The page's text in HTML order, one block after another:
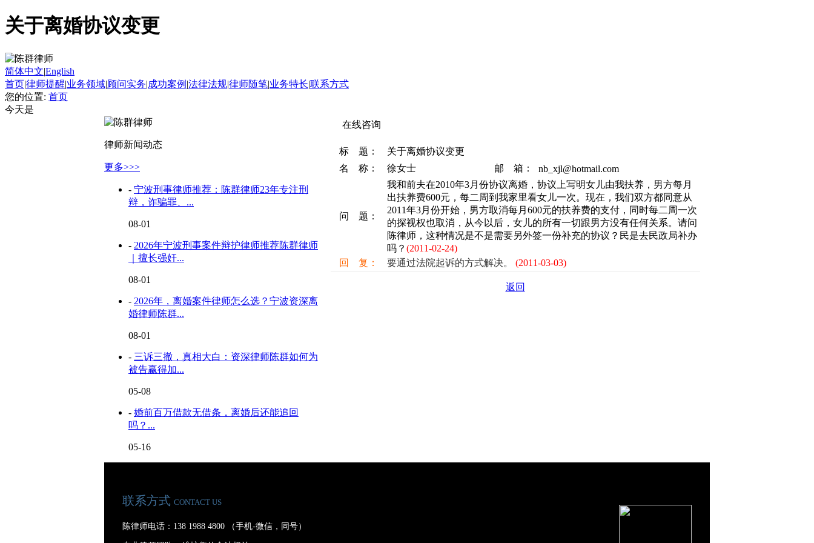
关于离婚协议变更
简体中文|English
首页|律师提醒|业务领域|顾问实务|成功案例 |法律法规|律师随笔|业务特长|联系方式
您的位置: 首页
今天是
律师新闻动态
更多>>>
- 宁波刑事律师推荐：陈群律师23年专注刑
辩，诈骗罪、...
08-01
- 2026年宁波刑事案件辩护律师推荐陈群律师
｜擅长强奸...
08-01
- 2026年，离婚案件律师怎么选？宁波资深离
婚律师陈群...
08-01
- 三诉三撤，真相大白：资深律师陈群如何为
被告赢得加...
05-08
- 婚前百万借款无借条，离婚后还能追回
吗？...
05-16
在线咨询
标 题：
关于离婚协议变更
名 称：
徐女士 邮 箱： nb_xjl@hotmail.com
问 题：
我和前夫在2010年3月份协议离婚，协议上写明女儿由我扶养，男方每月
出扶养费600元，每二周到我家里看女儿一次。现在，我们双方都同意从
2011年3月份开始，男方取消每月600元的扶养费的支付，同时每二周一次
的探视权也取消，从今以后，女儿的所有一切跟男方没有任何关系。请问
陈律师，这种情况是不是需要另外签一份补充的协议？民是去民政局补办
吗？ (2011-02-24)
回 复：
要通过法院起诉的方式解决。 (2011-03-03)
返回
联系方式 CONTACT US
陈律师电话：138 1988 4800 （手机-微信，同号）